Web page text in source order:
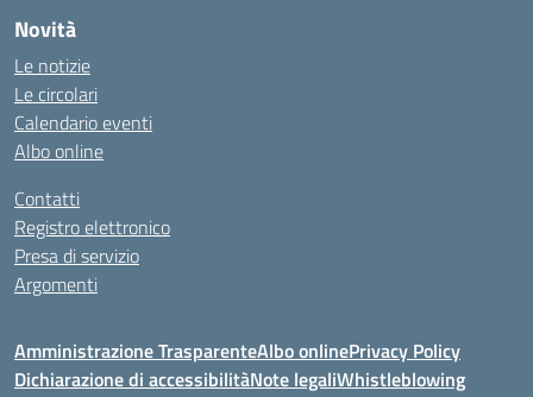
Novità
Le notizie
Le circolari
Calendario eventi
Albo online
Contatti
Registro elettronico
Presa di servizio
Argomenti
Amministrazione TrasparenteAlbo onlinePrivacy Policy
Dichiarazione di accessibilitàNote legaliWhistleblowing